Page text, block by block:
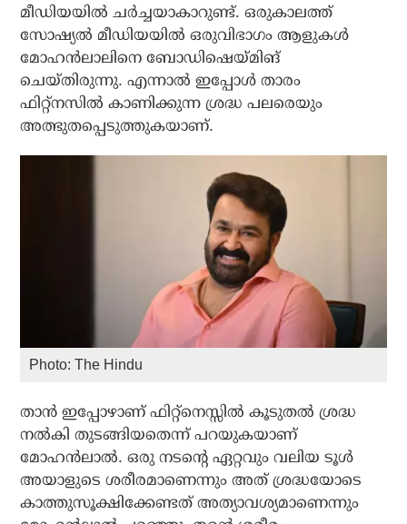
മീഡിയയില്‍ ചര്‍ച്ചയാകാറുണ്ട്. ഒരുകാലത്ത്
സോഷ്യല്‍ മീഡിയയില്‍ ഒരുവിഭാഗം ആളുകള്‍
മോഹന്‍ലാലിനെ ബോഡിഷെയ്മിങ്
ചെയ്തിരുന്നു. എന്നാല്‍ ഇപ്പോള്‍ താരം
ഫിറ്റ്‌നസില്‍ കാണിക്കുന്ന ശ്രദ്ധ പലരെയും
അത്ഭുതപ്പെടുത്തുകയാണ്.
Photo: The Hindu
താന്‍ ഇപ്പോഴാണ് ഫിറ്റ്‌നെസ്സില്‍ കൂടുതല്‍ ശ്രദ്ധ
നല്‍കി തുടങ്ങിയതെന്ന് പറയുകയാണ്
മോഹന്‍ലാല്‍. ഒരു നടന്റെ ഏറ്റവും വലിയ ടൂള്‍
അയാളുടെ ശരീരമാണെന്നും അത് ശ്രദ്ധയോടെ
കാത്തുസൂക്ഷിക്കേണ്ടത് അത്യാവശ്യമാണെന്നും